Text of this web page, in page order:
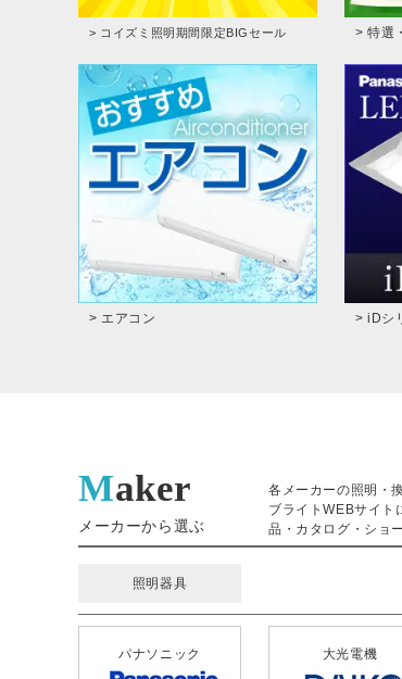
> コイズミ照明期間限定BIGセール > 特選
> エアコン > iDシ
Maker
メーカーから選ぶ
各メーカーの照明・
ブライトWEBサイト
品・カタログ・ショ
照明器具
パナソニック 大光電機